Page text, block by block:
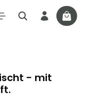
- mit